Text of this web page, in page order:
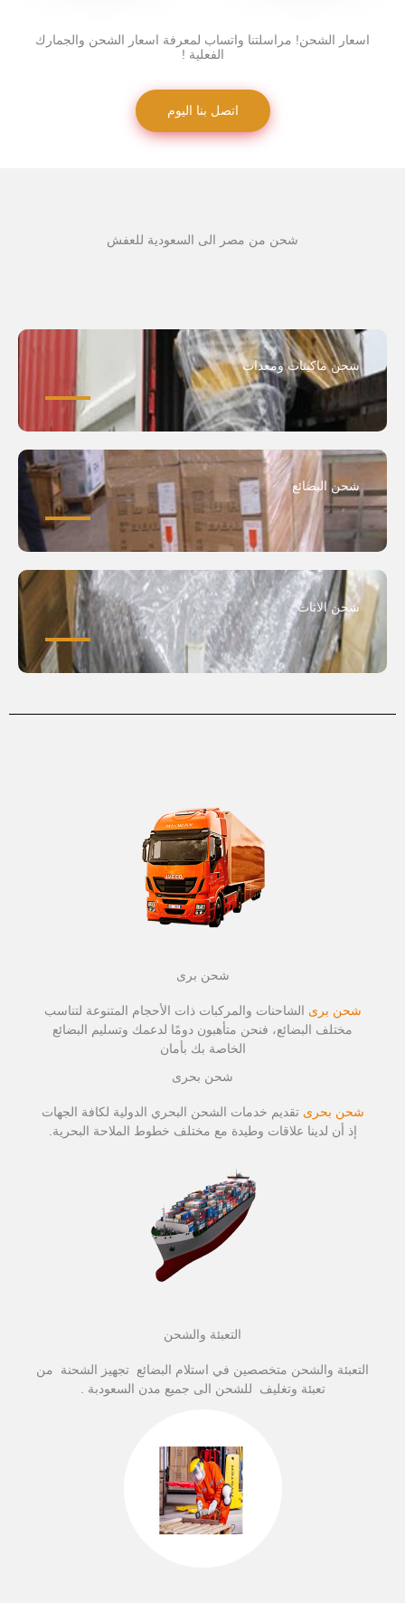
اسعار الشحن! مراسلتنا واتساب لمعرفة اسعار الشحن والجمارك
الفعلية !
اتصل بنا اليوم
شحن من مصر الى السعودية للعفش
شحن ماكينات ومعدات
شحن البضائع
شحن الاثاث
شحن برى
شحن برى الشاحنات والمركبات ذات الأحجام المتنوعة لتناسب
مختلف البضائع، فنحن متأهبون دومًا لدعمك وتسليم البضائع
الخاصة بك بأمان
شحن بحرى
شحن بحرى تقديم خدمات الشحن البحري الدولية لكافة الجهات
إذ أن لدينا علاقات وطيدة مع مختلف خطوط الملاحة البحرية.
التعبئة والشحن
التعبئة والشحن متخصصين في استلام البضائع تجهيز الشحنة من
تعبئة وتغليف للشحن الى جميع مدن السعودبة .